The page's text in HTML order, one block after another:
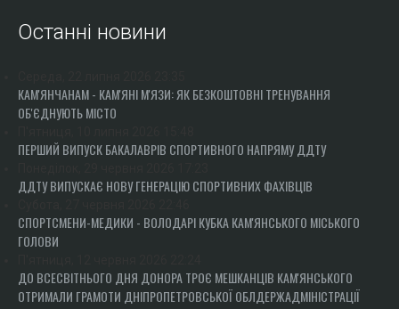
Останні новини
КАМ'ЯНЧАНАМ - КАМ'ЯНІ М'ЯЗИ: ЯК БЕЗКОШТОВНІ ТРЕНУВАННЯ
ОБ'ЄДНУЮТЬ МІСТО
ПЕРШИЙ ВИПУСК БАКАЛАВРІВ СПОРТИВНОГО НАПРЯМУ ДДТУ
ДДТУ ВИПУСКАЄ НОВУ ГЕНЕРАЦІЮ СПОРТИВНИХ ФАХІВЦІВ
СПОРТСМЕНИ-МЕДИКИ - ВОЛОДАРІ КУБКА КАМ'ЯНСЬКОГО МІСЬКОГО
ГОЛОВИ
ДО ВСЕСВІТНЬОГО ДНЯ ДОНОРА ТРОЄ МЕШКАНЦІВ КАМ'ЯНСЬКОГО
ОТРИМАЛИ ГРАМОТИ ДНІПРОПЕТРОВСЬКОЇ ОБЛДЕРЖАДМІНІСТРАЦІЇ